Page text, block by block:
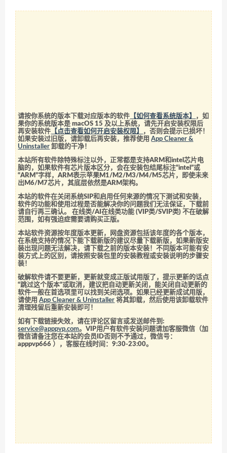
请按你系统的版本下载对应版本的软件 【如何查看系统版本】
，如
果你的系统版本是 macOS 15 及以上系统，请先开启安装权限后
再安装软件 【点击查看如何开启安装权限】
，否则会提示已损坏！
如果安装过旧版，请卸载后再安装，推荐使用App Cleaner &
Uninstaller 卸载的干净！
本站所有软件除特殊标注以外，正常都是支持ARM和intel芯片电
脑的，如果软件有芯片版本区分，会在安装包结尾标注“intel”或
“ARM”字样，ARM表示苹果M1/M2/M3/M4/M5芯片，即使未来
出M6/M7芯片，其底层依然是ARM架构。
本站的软件在关闭系统SIP和启用任何来源的情况下测试和安装，
软件的功能和使用过程是否能解决你的问题我们无法保证，下载前
请自行再三确认。 在线类/AI在线类功能 (VIP类/SVIP类) 不在破解
范围，如有强迫症需要请购买正版。
本站软件资源按年度版本更新，网盘资源包括该年度的各个版本，
在系统支持的情况下能下载新版的建议尽量下载新版，如果新版安
装出现问题无法解决，请下载之前的版本安装！不同版本可能有安
装方式上的区别，请按照安装包里的安装教程或安装说明的步骤安
装！
破解软件请不要更新，更新就变成正版试用版了，提示更新的话点
“跳过这个版本”或取消，建议把自动更新关闭，能关闭自动更新的
软件一般在首选项里可以找到关闭选项。如果已经更新成试用版，
请使用App Cleaner & Uninstaller 将其卸载，然后使用该卸载软件
清理残留后重新安装即可！
如有下载链接失效，请在评论区留言或发送邮件到:
service@apppvp.com。VIP用户有软件安装问题请加客服微信（加
微信请备注您在本站的会员ID否则不予通过，微信号：
apppvp666 ），客服在线时间：9:30-23:00。